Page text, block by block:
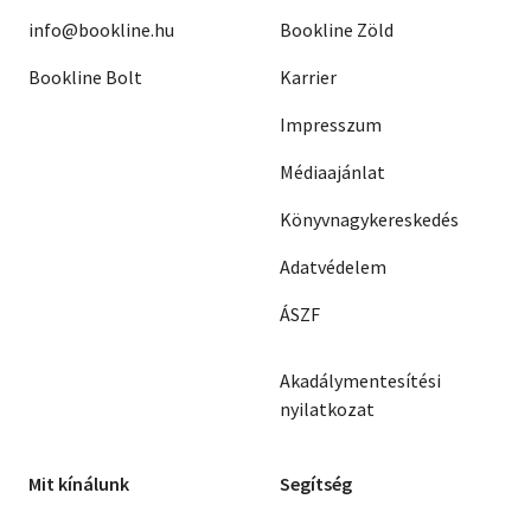
info@bookline.hu
Bookline Bolt
Bookline Zöld
Karrier
Impresszum
Médiaajánlat
Könyvnagykereskedés
Adatvédelem
ÁSZF
Akadálymentesítési
nyilatkozat
Mit kínálunk Segítség